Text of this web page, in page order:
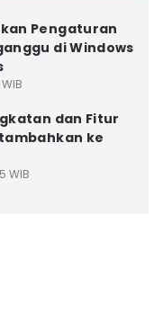
Pengaturan
di Windows
dan Fitur
ke
WIB